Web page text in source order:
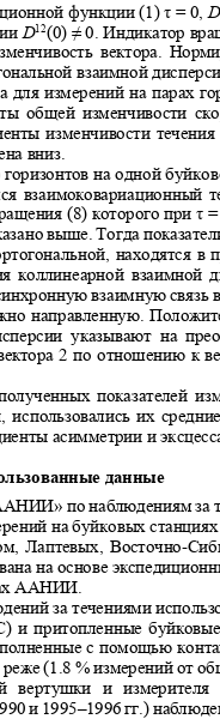
функции (1) τ= 0, D
D12(0) ≠0 . Индикатор
вектора.
взаимной
для измерений на парах
общей изменчивости
изменчивости
вниз.
на одной
(8) которого при τ
выше. Тогда
находятся в
коллинеарной взаимной
взаимную связь
направленную.
указывают на
2 по отношению к
показателей
использовались их
асимметрии и
данные
по наблюдениям за
на буйковых
Лаптевых, Восточно-
на основе
ААНИИ.
за течениями
и притопленные
с помощью
(1.8 % измерений от
вертушки и
и 1995–1996 гг.)